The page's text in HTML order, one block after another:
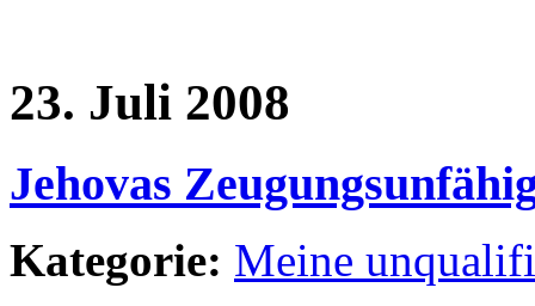
23. Juli 2008
Jehovas
Kategorie: Meine